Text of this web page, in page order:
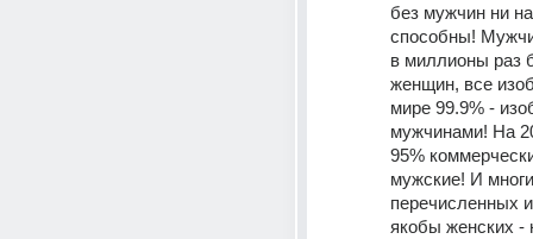
без мужчин ни
способны!
в миллионы раз
женщин, все
мире 99.9% -
мужчинами! На
95%
мужские! И
перечисленных
якобы женских -